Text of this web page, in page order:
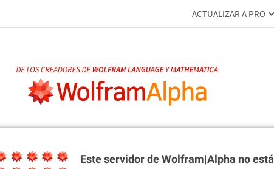
ACTUALIZAR A PRO
Este servidor de Wolfram|Alpha no está